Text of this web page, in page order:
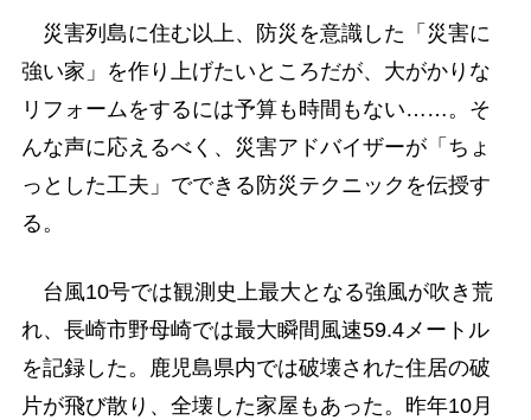
災害列島に住む以上、防災を意識した「災害に
強い家」を作り上げたいところだが、大がかりな
リフォームをするには予算も時間もない……。そ
んな声に応えるべく、災害アドバイザーが「ちょ
っとした工夫」でできる防災テクニックを伝授す
る。
台風10号では観測史上最大となる強風が吹き荒
れ、長崎市野母崎では最大瞬間風速59.4メートル
を記録した。鹿児島県内では破壊された住居の破
片が飛び散り、全壊した家屋もあった。昨年10月